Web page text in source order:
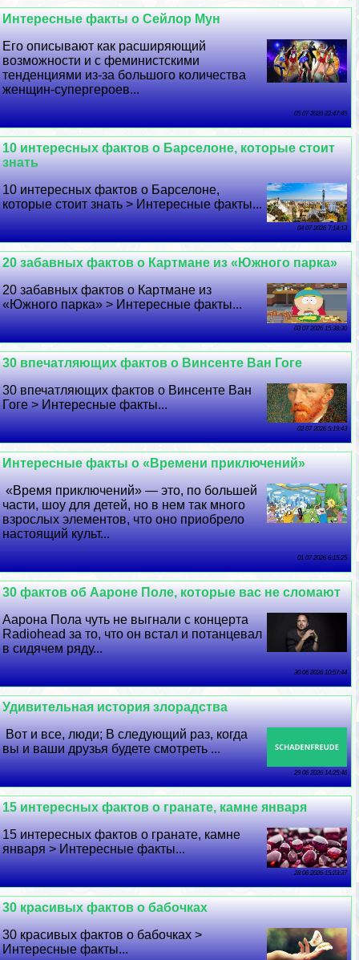
Интересные факты о Сейлор Мун
Его описывают как расширяющий
возможности и с феминистскими
тенденциями из-за большого количества
женщин-супергероев...
05 07 2026 22:47:45
10 интересных фактов о Барселоне, которые стоит
знать
10 интересных фактов о Барселоне,
которые стоит знать > Интересные факты...
04 07 2026 7:14:13
20 забавных фактов о Картмане из «Южного парка»
20 забавных фактов о Картмане из
«Южного парка» > Интересные факты...
03 07 2026 15:38:30
30 впечатляющих фактов о Винсенте Ван Гоге
30 впечатляющих фактов о Винсенте Ван
Гоге > Интересные факты...
02 07 2026 5:19:43
Интересные факты о «Времени приключений»
«Время приключений» — это, по большей
части, шоу для детей, но в нем так много
взрослых элементов, что оно приобрело
настоящий культ...
01 07 2026 6:15:25
30 фактов об Аароне Поле, которые вас не сломают
Аарона Пола чуть не выгнали с концерта
Radiohead за то, что он встал и потанцевал
в сидячем ряду...
30 06 2026 10:57:44
Удивительная история злорадства
Вот и все, люди; В следующий раз, когда
вы и ваши друзья будете смотреть ...
29 06 2026 14:25:46
15 интересных фактов о гранате, камне января
15 интересных фактов о гранате, камне
января > Интересные факты...
28 06 2026 15:23:37
30 красивых фактов о бабочках
30 красивых фактов о бабочках >
Интересные факты...